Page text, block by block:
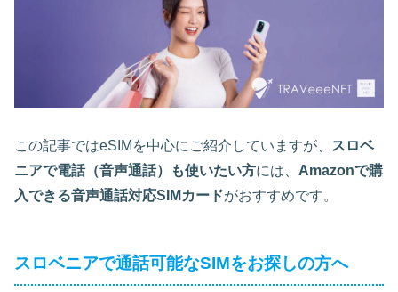
この記事ではeSIMを中心にご紹介していますが、
スロベ
ニアで電話（音声通話）も使いたい方には、 Amazonで購
入できる音声通話対応SIMカードがおすすめです。
スロベニアで通話可能なSIMをお探しの方へ